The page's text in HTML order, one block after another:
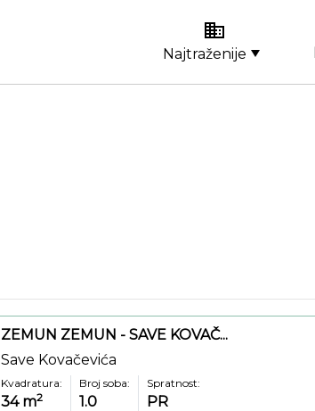
Najtraženije
ZEMUN ZEMUN - SAVE KOVAČ...
Save Kovačevića
Kvadratura:
34m2
Broj soba:
1.0
Spratnost:
PR